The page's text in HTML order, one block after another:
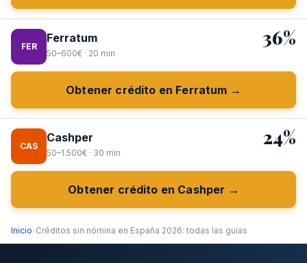
FER
Ferratum
50–600€ · 20 min
36%
Obtener crédito en Ferratum →
CAS
Cashper
50–1.500€ · 30 min
24%
Obtener crédito en Cashper →
Inicio›Créditos sin nómina en España 2026: todas las guías